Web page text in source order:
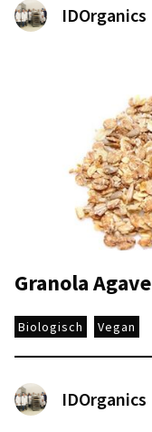
IDOrganics
Granola Agave
Biologisch Vegan
IDOrganics